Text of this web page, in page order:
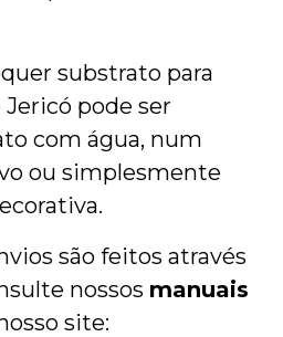
substrato para
Jericó pode ser
com água, num
ou simplesmente
são feitos através
nossos manuais
site: